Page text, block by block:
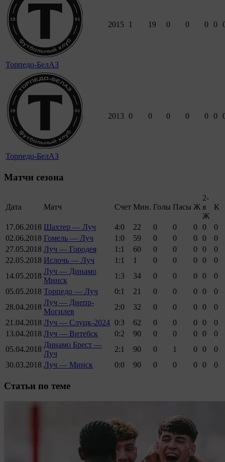
Торпедо-БелАЗ
2015 1 19 0 0 0 0
Торпедо-БелАЗ
2013 0 0 0 0 0 0
Матчи сезона
Дата Матч Счет Мин. Голы Пасы Ж
2-
я
Ж
К
17.06.2018 Шахтер — Луч 4:0 22 0 0 0 0
0
02.06.2018 Гомель — Луч 1:0 59 0 0 0 0
0
27.05.2018 Луч — Городея 1:1 60 0 0 0 0
0
22.05.2018 Ислочь — Луч 1:1 1 0 0 0 0
0
14.05.2018
Луч — Динамо
Минск
1:3 34 0 0 0 0
0
05.05.2018 Торпедо — Луч 0:1 21 0 0 0 0
0
28.04.2018
Луч — Днепр-
Могилев
2:0 32 0 0 0 0
0
21.04.2018 Луч — Слуцк-2024 0:3 62 0 0 0 0
0
13.04.2018 Луч — Витебск 0:2 90 0 0 0 0
0
05.04.2018
Динамо Брест —
Луч
2:1 90 0 1 0 0
0
30.03.2018 Луч — Минск 0:0 90 0 0 0 0 0
Cтатьи по теме